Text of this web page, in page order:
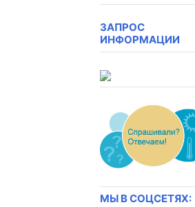
ЗАПРОС
ИНФОРМАЦИИ
МЫ В СОЦСЕТЯХ: